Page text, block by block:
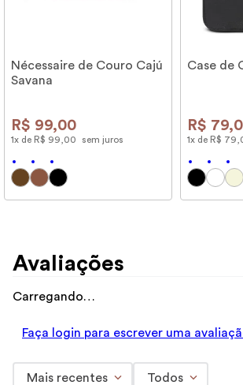
Nécessaire de Couro Cajú
Savana
R$ 99,00
1x de R$ 99 00 sem juros
Case de
R$ 79,
1x de R$ 79
Avaliações
Carregando…
Faça login para escrever uma
Mais recentes Todos